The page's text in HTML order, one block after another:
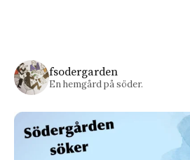
fsodergarden
En hemgård på söder.